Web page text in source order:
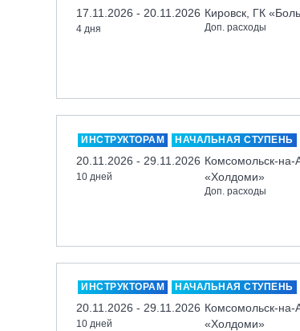
17.11.2026 - 20.11.2026
4 дня
Кировск, ГК
Доп. расходы
ИНСТРУКТОРАМ НАЧАЛЬНАЯ СТУПЕНЬ
20.11.2026 - 29.11.2026
10 дней
Комсомольск-на-
«Холдоми»
Доп. расходы
ИНСТРУКТОРАМ НАЧАЛЬНАЯ СТУПЕНЬ
20.11.2026 - 29.11.2026
10 дней
Комсомольск-на-
«Холдоми»